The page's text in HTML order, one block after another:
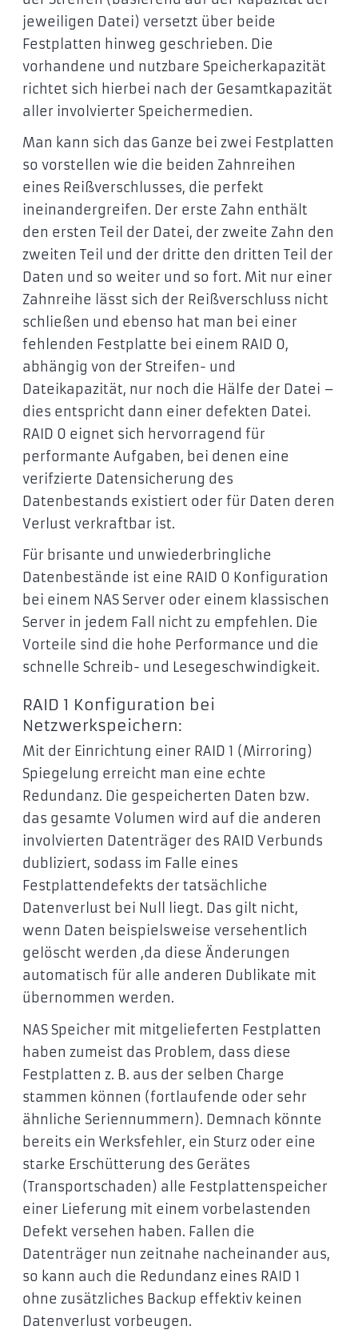
jeweiligen Datei) versetzt über beide
Festplatten hinweg geschrieben. Die
vorhandene und nutzbare Speicherkapazität
richtet sich hierbei nach der Gesamtkapazität
aller involvierter Speichermedien.
Man kann sich das Ganze bei zwei Festplatten
so vorstellen wie die beiden Zahnreihen
eines Reißverschlusses, die perfekt
ineinandergreifen. Der erste Zahn enthält
den ersten Teil der Datei, der zweite Zahn den
zweiten Teil und der dritte den dritten Teil der
Daten und so weiter und so fort. Mit nur einer
Zahnreihe lässt sich der Reißverschluss nicht
schließen und ebenso hat man bei einer
fehlenden Festplatte bei einem RAID 0,
abhängig von der Streifen- und
Dateikapazität, nur noch die Hälfe der Datei –
dies entspricht dann einer defekten Datei.
RAID 0 eignet sich hervorragend für
performante Aufgaben, bei denen eine
verifzierte Datensicherung des
Datenbestands existiert oder für Daten deren
Verlust verkraftbar ist.
Für brisante und unwiederbringliche
Datenbestände ist eine RAID 0 Konfiguration
bei einem NAS Server oder einem klassischen
Server in jedem Fall nicht zu empfehlen. Die
Vorteile sind die hohe Performance und die
schnelle Schreib- und Lesegeschwindigkeit.
RAID 1 Konfiguration bei
Netzwerkspeichern:
Mit der Einrichtung einer RAID 1 (Mirroring)
Spiegelung erreicht man eine echte
Redundanz. Die gespeicherten Daten bzw.
das gesamte Volumen wird auf die anderen
involvierten Datenträger des RAID Verbunds
dubliziert, sodass im Falle eines
Festplattendefekts der tatsächliche
Datenverlust bei Null liegt. Das gilt nicht,
wenn Daten beispielsweise versehentlich
gelöscht werden ,da diese Änderungen
automatisch für alle anderen Dublikate mit
übernommen werden.
NAS Speicher mit mitgelieferten Festplatten
haben zumeist das Problem, dass diese
Festplatten z. B. aus der selben Charge
stammen können (fortlaufende oder sehr
ähnliche Seriennummern). Demnach könnte
bereits ein Werksfehler, ein Sturz oder eine
starke Erschütterung des Gerätes
(Transportschaden) alle Festplattenspeicher
einer Lieferung mit einem vorbelastenden
Defekt versehen haben. Fallen die
Datenträger nun zeitnahe nacheinander aus,
so kann auch die Redundanz eines RAID 1
ohne zusätzliches Backup effektiv keinen
Datenverlust vorbeugen.